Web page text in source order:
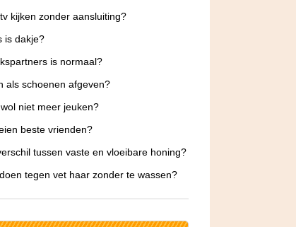
kijken zonder aansluiting?
is dakje?
is normaal?
als schoenen afgeven?
niet meer jeuken?
beste vrienden?
tussen vaste en vloeibare honing?
tegen vet haar zonder te wassen?